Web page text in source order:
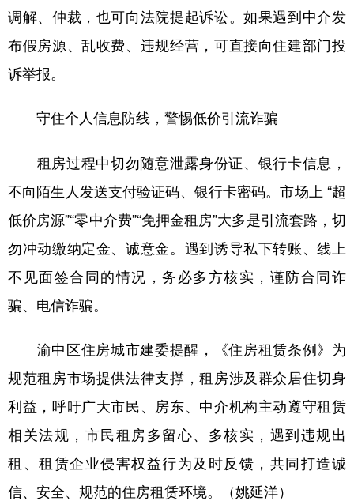
调解、仲裁，也可向法院提起诉讼。如果遇到中介发
布假房源、乱收费、违规经营，可直接向住建部门投
诉举报。
守住个人信息防线，警惕低价引流诈骗
租房过程中切勿随意泄露身份证、银行卡信息，
不向陌生人发送支付验证码、银行卡密码。市场上 “超
低价房源”“零中介费”“免押金租房”大多是引流套路，切
勿冲动缴纳定金、诚意金。遇到诱导私下转账、线上
不见面签合同的情况，务必多方核实，谨防合同诈
骗、电信诈骗。
渝中区住房城市建委提醒，《住房租赁条例》为
规范租房市场提供法律支撑，租房涉及群众居住切身
利益，呼吁广大市民、房东、中介机构主动遵守租赁
相关法规，市民租房多留心、多核实，遇到违规出
租、租赁企业侵害权益行为及时反馈，共同打造诚
信、安全、规范的住房租赁环境。（姚延洋）